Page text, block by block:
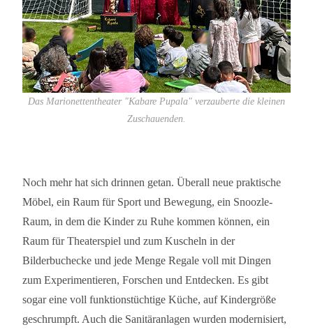
Das Marionettentheater "Kabare Pupala" verzauberte die kleinen
Zuschauenden.
Noch mehr hat sich drinnen getan. Überall neue praktische
Möbel, ein Raum für Sport und Bewegung, ein Snoozle-
Raum, in dem die Kinder zu Ruhe kommen können, ein
Raum für Theaterspiel und zum Kuscheln in der
Bilderbuchecke und jede Menge Regale voll mit Dingen
zum Experimentieren, Forschen und Entdecken. Es gibt
sogar eine voll funktionstüchtige Küche, auf Kindergröße
geschrumpft. Auch die Sanitäranlagen wurden modernisiert,